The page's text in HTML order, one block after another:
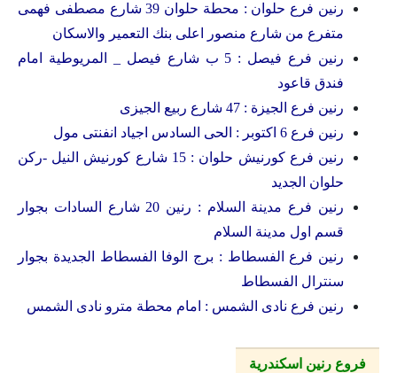
رنين فرع حلوان : محطة حلوان 39 شارع مصطفى فهمى
متفرع من شارع منصور اعلى بنك التعمير والاسكان
رنين فرع فيصل : 5 ب شارع فيصل _ المريوطية امام
فندق قاعود
رنين فرع الجيزة : 47 شارع ربيع الجيزى
رنين فرع 6 اكتوبر : الحى السادس اجياد انفنتى مول
رنين فرع كورنيش حلوان : 15 شارع كورنيش النيل -ركن
حلوان الجديد
رنين فرع مدينة السلام : رنين 20 شارع السادات بجوار
قسم اول مدينة السلام
رنين فرع الفسطاط : برج الوفا الفسطاط الجديدة بجوار
سنترال الفسطاط
رنين فرع نادى الشمس : امام محطة مترو نادى الشمس
فروع رنين اسكندرية